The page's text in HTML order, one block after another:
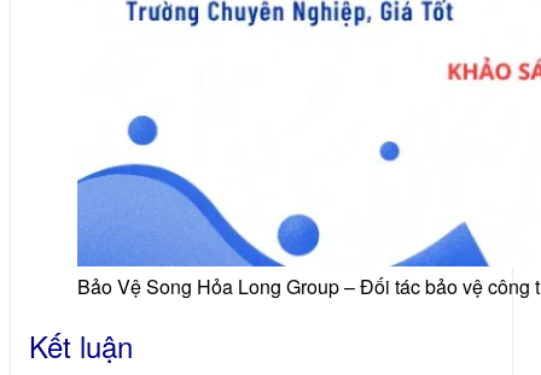
Bảo Vệ Song Hỏa Long Group – Đối tác bảo vệ công
Kết luận